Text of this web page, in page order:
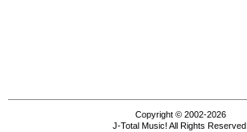
Copyright © 2002-2026
J-Total Music! All Rights Reserved.